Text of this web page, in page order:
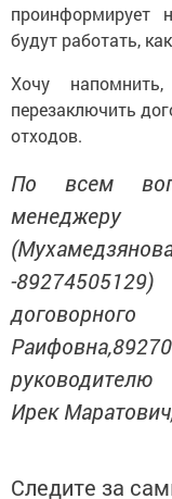
проинформирует
будут работать,
Хочу
перезаключить
отходов.
По всем
менеджеру
(
-89274505129)
договорного
Раифовна,
руководителю
Ирек Маратович
Следите за